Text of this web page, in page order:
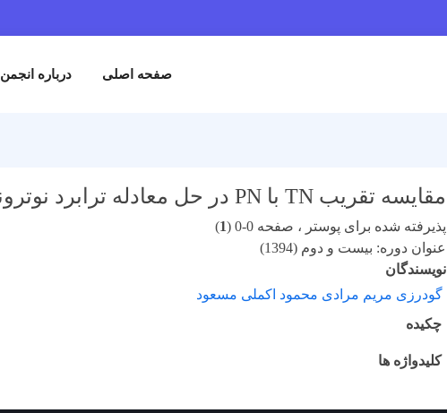
صفحه اصلی درباره انجمن
مقایسه تقریب TN با PN در حل معادله ترابرد نوترونها در یک تیغه بحرانی
پذیرفته شده برای پوستر ، صفحه 0-0 ( 1
)
عنوان دوره: بیست و دوم (1394)
نویسندگان
گودرزی مریم مرادی محمود اکملی مسعود
چکیده
کلیدواژه ها